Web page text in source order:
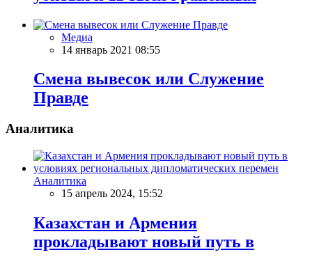
Медиа
14 январь 2021 08:55
Смена вывесок или Служение
Правде
Аналитика
Аналитика
15 апрель 2024, 15:52
Казахстан и Армения
прокладывают новый путь в